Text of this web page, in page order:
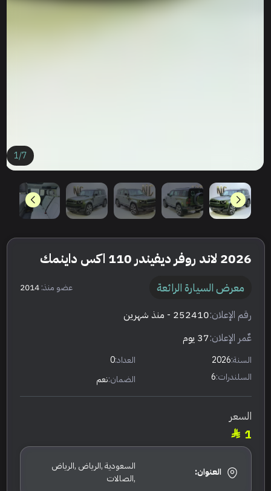
1/7
2026 لاند روفر ديفيندر 110 اكس داينمك
معرض السيارة الرائعة عضو منذ:2014
رقم الإعلان:252410 - منذ شهرين
عٌمر الإعلان:37 يوم
السنة:2026 العداد:0
السلندرات:6 الضمان:نعم
السعر
1
العنوان:
السعودية ,الرياض ,الرياض
,الصالات